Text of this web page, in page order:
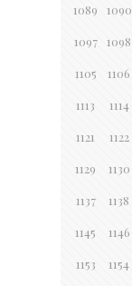
1089 1090
1097 1098
1105 1106
1113 1114
1121 1122
1129 1130
1137 1138
1145 1146
1153 1154